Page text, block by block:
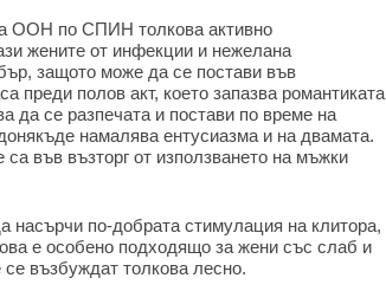
ООН по СПИН толкова активно
жените от инфекции и нежелана
защото може да се постави във
преди полов акт, което запазва романтиката
да се разпечата и постави по време на
намалява ентусиазма и на двамата.
във възторг от използването на мъжки
насърчи по-добрата стимулация на клитора,
е особено подходящо за жени със слаб и
възбуждат толкова лесно.